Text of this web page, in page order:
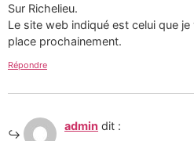
Sur Richelieu.
Le site web indiqué est celui que
place prochainement.
Répondre
admin dit :